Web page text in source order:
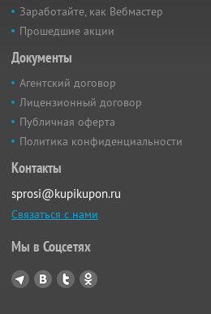
Заработайте, как Вебмастер
Прошедшие акции
Документы
Агентский договор
Лицензионный договор
Публичная оферта
Политика конфиденциальности
Контакты
sprosi@kupikupon.ru
Связаться с нами
Мы в Соцсетях